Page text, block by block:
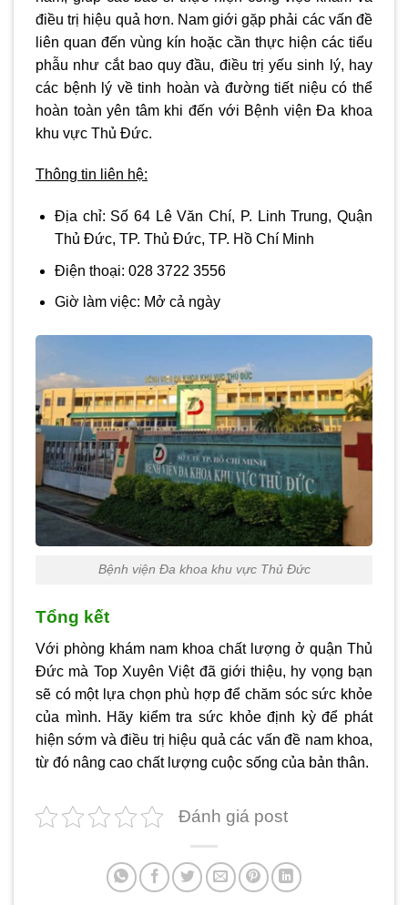
điều trị hiệu quả hơn. Nam giới gặp phải các vấn đề
liên quan đến vùng kín hoặc cần thực hiện các tiểu
phẫu như cắt bao quy đầu, điều trị yếu sinh lý, hay
các bệnh lý về tinh hoàn và đường tiết niệu có thể
hoàn toàn yên tâm khi đến với Bệnh viện Đa khoa
khu vực Thủ Đức.
Thông tin liên hệ:
Địa chỉ: Số 64 Lê Văn Chí, P. Linh Trung, Quận
Thủ Đức, TP. Thủ Đức, TP. Hồ Chí Minh
Điện thoại: 028 3722 3556
Giờ làm việc: Mở cả ngày
Bệnh viện Đa khoa khu vực Thủ Đức
Tổng kết
Với phòng khám nam khoa chất lượng ở quận Thủ
Đức mà Top Xuyên Việt đã giới thiệu, hy vọng bạn
sẽ có một lựa chọn phù hợp để chăm sóc sức khỏe
của mình. Hãy kiểm tra sức khỏe định kỳ để phát
hiện sớm và điều trị hiệu quả các vấn đề nam khoa,
từ đó nâng cao chất lượng cuộc sống của bản thân.
Đánh giá post